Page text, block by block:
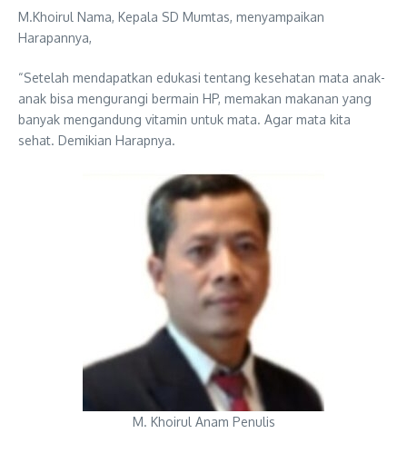
M.Khoirul Nama, Kepala SD Mumtas, menyampaikan
Harapannya,
“Setelah mendapatkan edukasi tentang kesehatan mata anak-
anak bisa mengurangi bermain HP, memakan makanan yang
banyak mengandung vitamin untuk mata. Agar mata kita
sehat. Demikian Harapnya.
M. Khoirul Anam Penulis